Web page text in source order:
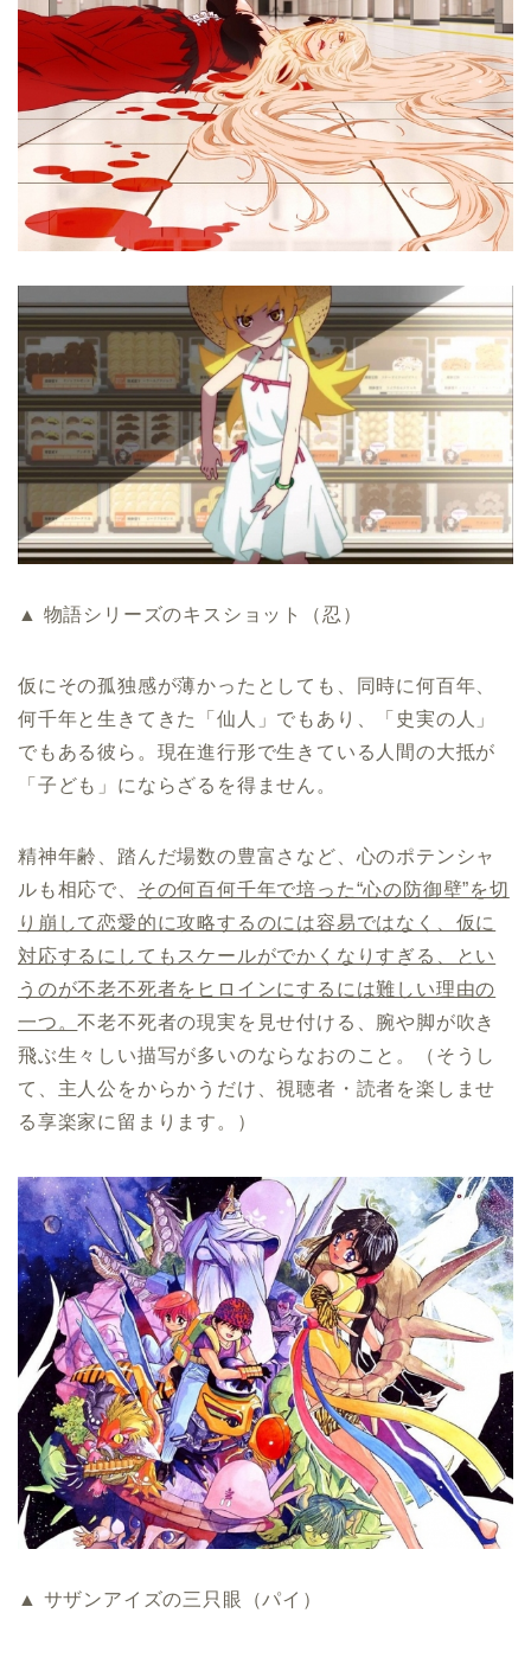
▲ 物語シリーズのキスショット（忍）
仮にその孤独感が薄かったとしても、同時に何百年、
何千年と生きてきた「仙人」でもあり、「史実の人」
でもある彼ら。現在進行形で生きている人間の大抵が
「子ども」にならざるを得ません。
精神年齢、踏んだ場数の豊富さなど、心のポテンシャ
ルも相応で、 その何百何千年で培った“心の防御壁”を切
り崩して恋愛的に攻略するのには容易ではなく、仮に
対応するにしてもスケールがでかくなりすぎる、とい
うのが不老不死者をヒロインにするには難しい理由の
一つ。不老不死者の現実を見せ付ける、腕や脚が吹き
飛ぶ生々しい描写が多いのならなおのこと。（そうし
て、主人公をからかうだけ、視聴者・読者を楽しませ
る享楽家に留まります。）
▲ サザンアイズの三只眼（パイ）